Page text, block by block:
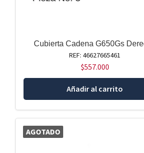
Cubierta Cadena G650Gs
REF: 46627665461
$557.000
Añadir al carrito
AGOTADO